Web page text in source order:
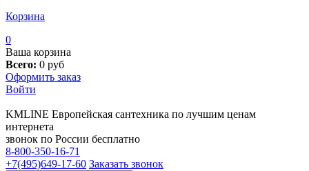
Корзина
0
Ваша корзина
Всего: 0 руб
Оформить заказ
Войти
KMLINE Европейская сантехника по лучшим ценам
интернета
звонок по России бесплатно
8-800-350-16-71
+7(495)649-17-60 Заказать звонок